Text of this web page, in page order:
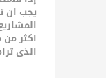
يجب ان
اكثر
الذى